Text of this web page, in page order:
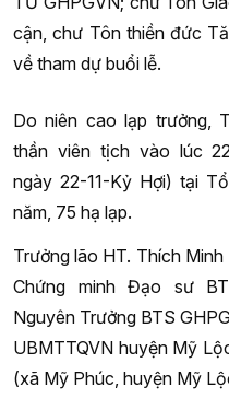
cận, chư Tôn thiền đức
về tham dự buổi lễ.
Do niên cao lạp trưởng,
thần viên tịch vào lúc
ngày 22-11-Kỷ Hợi) tại
năm, 75 hạ lạp.
Trưởng lão HT. Thích
Chứng minh Đạo sư
Nguyên Trưởng BTS
UBMTTQVN huyện Mỹ
(xã Mỹ Phúc, huyện Mỹ